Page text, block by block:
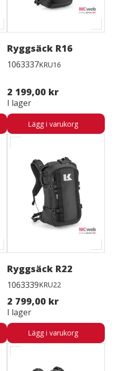
Ryggsäck R16
1063337KRU16
2 199,00 kr
I lager
Lägg i varukorg
Ryggsäck R22
1063339KRU22
2 799,00 kr
I lager
Lägg i varukorg